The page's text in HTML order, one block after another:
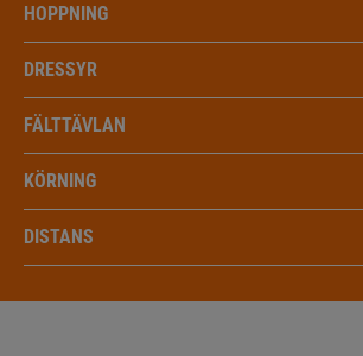
HOPPNING
DRESSYR
FÄLTTÄVLAN
KÖRNING
DISTANS